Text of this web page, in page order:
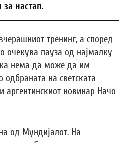
настап.
тренинг, а според
очекува пауза од најмалку
нема да може да им
одбраната на светската
аргентинскиот новинар Начо
од Мундијалот. На